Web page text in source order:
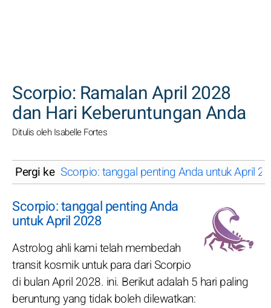
Scorpio: Ramalan April 2028
dan Hari Keberuntungan Anda
Ditulis oleh Isabelle Fortes
Pergi ke Scorpio: tanggal penting Anda untuk April
Scorpio: tanggal penting Anda
untuk April 2028
Astrolog ahli kami telah membedah
transit kosmik untuk para dari Scorpio
di bulan April 2028. ini. Berikut adalah 5 hari paling
beruntung yang tidak boleh dilewatkan: